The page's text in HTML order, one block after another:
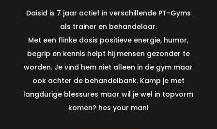
Daisid is 7 jaar actief in verschillende PT-Gyms
als trainer en behandelaar.
Met een flinke dosis positieve energie, humor,
begrip en kennis helpt hij mensen gezonder te
worden. Je vind hem niet alleen in de gym maar
ook achter de behandelbank. Kamp je met
langdurige blessures maar wil je wel in topvorm
komen? hes your man!